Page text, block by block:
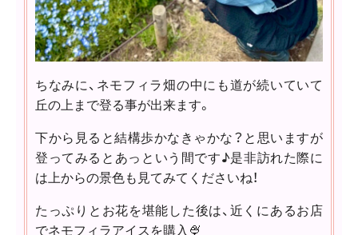
ちなみに、ネモフィラ畑の中にも道が続いていて
丘の上まで登る事が出来ます。
下から見ると結構歩かなきゃかな？と思いますが
登ってみるとあっという間です♪是非訪れた際に
は上からの景色も見てみてくださいね！
たっぷりとお花を堪能した後は、近くにあるお店
でネモフィラアイスを購入🍨